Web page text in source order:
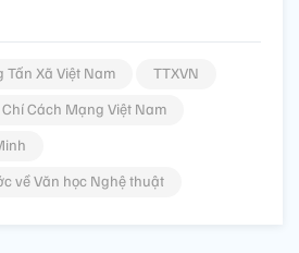
Tấn Xã Việt Nam
TTXVN
Chí Cách Mạng Việt Nam
về Văn học Nghệ thuật